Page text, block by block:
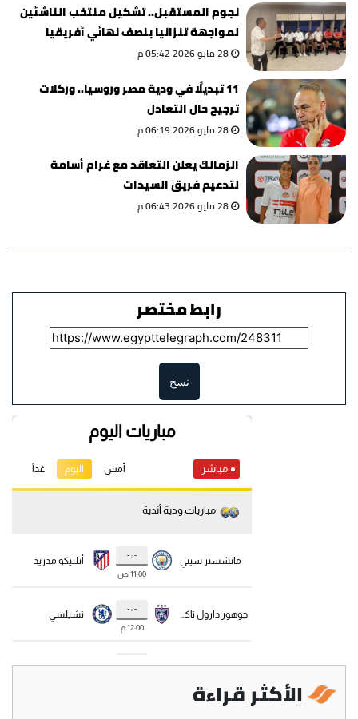
نجوم المستقبل.. تشكيل منتخب الناشئين
لمواجهة تنزانيا بنصف نهائي أفريقيا
28 مايو 2026 05:42 م
11 تبديلًا في ودية مصر وروسيا.. وركلات
ترجيح حال التعادل
28 مايو 2026 06:19 م
الزمالك يعلن التعاقد مع غرام أسامة
لتدعيم فريق السيدات
28 مايو 2026 06:43 م
رابط مختصر
نسخ
الأكثر قراءة